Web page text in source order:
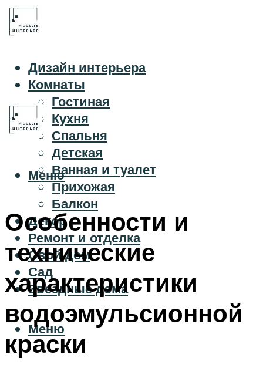
Дизайн интерьера
Комнаты
Гостиная
Кухня
Спальня
Детская
Ванная и туалет
Прихожая
Балкон
Декор
Ремонт и отделка
Свой дом
Сад
Звездные дома
Меню
Меню
Особенности и
технические
характеристики
водоэмульсионной
краски